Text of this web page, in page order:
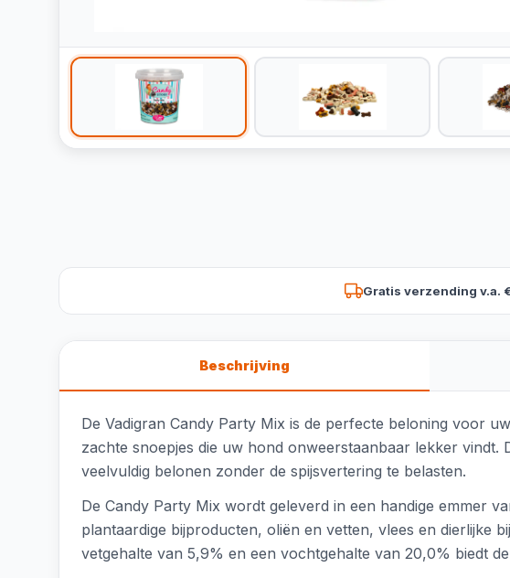
Gratis verzending v.a.
Beschrijving
De Vadigran Candy Party Mix is de perfecte beloning voor
zachte snoepjes die uw hond onweerstaanbaar lekker
veelvuldig belonen zonder de spijsvertering te belasten.
De Candy Party Mix wordt geleverd in een handige emmer
plantaardige bijproducten, oliën en vetten, vlees en dierlijke
vetgehalte van 5,9% en een vochtgehalte van 20,0% biedt